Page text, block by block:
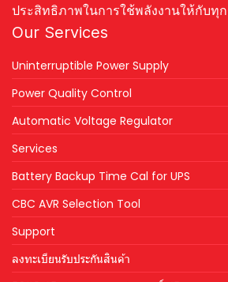
ประสิทธิภาพในการใช้พลังงานให้กับทุ
Our Services
Uninterruptible Power Supply
Power Quality Control
Automatic Voltage Regulator
Services
Battery Backup Time Cal for UPS
CBC AVR Selection Tool
Support
ลงทะเบียนรับประกันสินค้า